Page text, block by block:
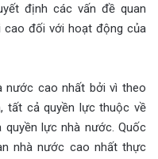
định các vấn đề quan
đối với hoạt động của
nước cao nhất bởi vì theo
tất cả quyền lực thuộc về
quyền lực nhà nước. Quốc
nhà nước cao nhất thực